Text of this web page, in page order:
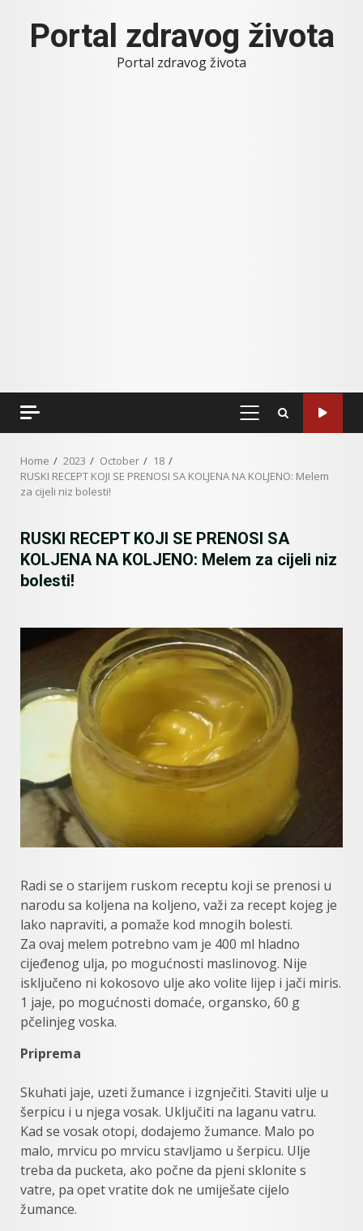
contentPortal zdravog života
Portal zdravog života
PRIMARY
Home 2023 October
18
RUSKI RECEPT KOJI SE PRENOSI SA KOLJENA NA KOLJENO: Melem
za cijeli niz bolesti!
RUSKI RECEPT KOJI SE PRENOSI SA
KOLJENA NA KOLJENO: Melem za cijeli niz
bolesti!
Radi se o starijem ruskom receptu koji se prenosi u
narodu sa koljena na koljeno, važi za recept kojeg je
lako napraviti, a pomaže kod mnogih bolesti.
Za ovaj melem potrebno vam je 400 ml hladno
cijeđenog ulja, po mogućnosti maslinovog. Nije
isključeno ni kokosovo ulje ako volite lijep i jači miris.
1 jaje, po mogućnosti domaće, organsko, 60 g
pčelinjeg voska.
Priprema
Skuhati jaje, uzeti žumance i izgnječiti. Staviti ulje u
šerpicu i u njega vosak. Uključiti na laganu vatru.
Kad se vosak otopi, dodajemo žumance. Malo po
malo, mrvicu po mrvicu stavljamo u šerpicu. Ulje
treba da pucketa, ako počne da pjeni sklonite s
vatre, pa opet vratite dok ne umiješate cijelo
žumance.